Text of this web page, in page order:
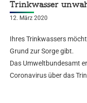
Trinkwasser
12. März 2020
Ihres Trinkwassers
Grund zur Sorge gibt.
Das Umweltbundesamt
Coronavirus über das